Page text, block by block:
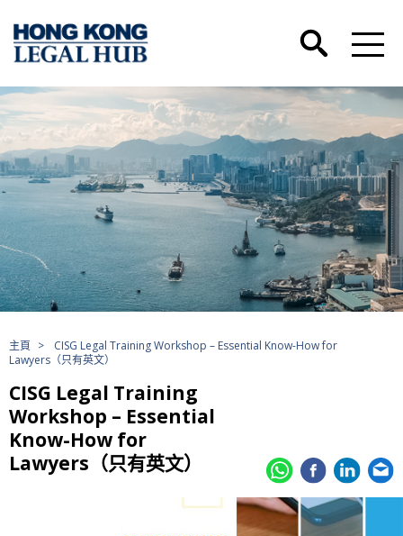
主頁 >
CISG Legal Training Workshop – Essential Know-How for
Lawyers（只有英文）
CISG Legal Training
Workshop – Essential
Know-How for
Lawyers（只有英文）